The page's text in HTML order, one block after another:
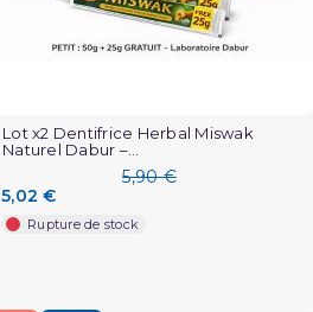
Lot x2 Dentifrice Herbal Miswak
Naturel Dabur –...
5,90 €
5,02 €
Rupture de stock